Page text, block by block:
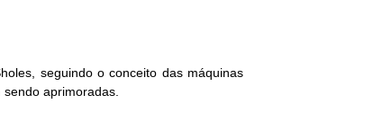
seguindo o conceito das máquinas
aprimoradas.